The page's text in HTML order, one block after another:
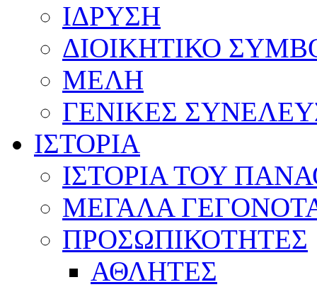
ΙΔΡΥΣΗ
ΔΙΟΙΚΗΤΙΚΟ
ΜΕΛΗ
ΓΕΝΙΚΕΣ
ΙΣΤΟΡΙΑ
ΙΣΤΟΡΙΑ ΤΟΥ
ΜΕΓΑΛΑ
ΠΡΟΣΩΠΙΚΟΤΗΤΕΣ
ΑΘΛΗΤΕΣ